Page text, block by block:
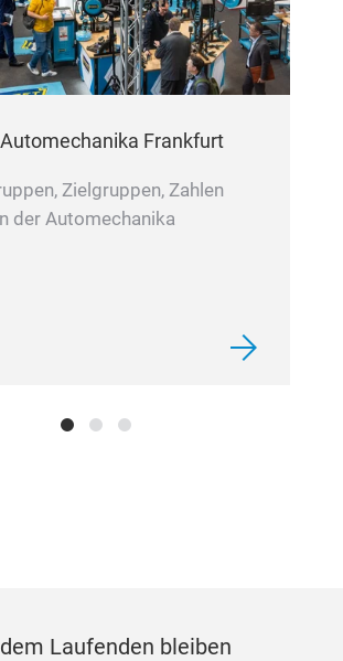
Frankfurt
Zielgruppen, Zahlen
der Automechanika
Laufenden bleiben